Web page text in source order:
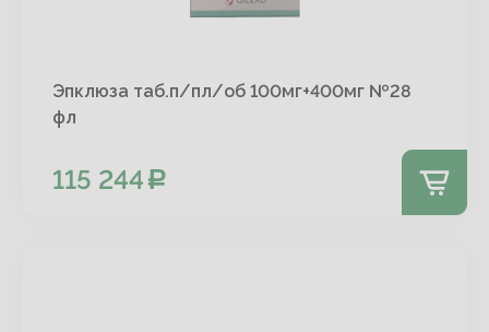
Эпклюза таб.п/пл/об 100мг+400мг №28
фл
115 244